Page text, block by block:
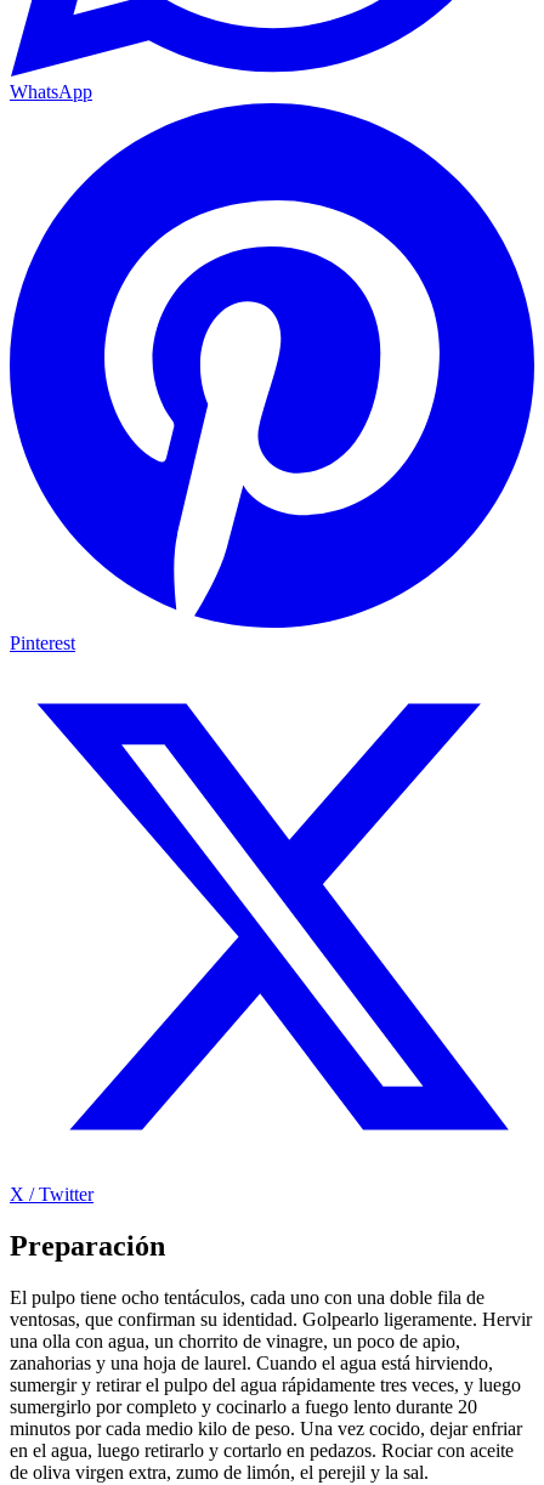
WhatsApp
Pinterest
X / Twitter
Preparación
El pulpo tiene ocho tentáculos, cada uno con una doble fila de
ventosas, que confirman su identidad. Golpearlo ligeramente. Hervir
una olla con agua, un chorrito de vinagre, un poco de apio,
zanahorias y una hoja de laurel. Cuando el agua está hirviendo,
sumergir y retirar el pulpo del agua rápidamente tres veces, y luego
sumergirlo por completo y cocinarlo a fuego lento durante 20
minutos por cada medio kilo de peso. Una vez cocido, dejar enfriar
en el agua, luego retirarlo y cortarlo en pedazos. Rociar con aceite
de oliva virgen extra, zumo de limón, el perejil y la sal.